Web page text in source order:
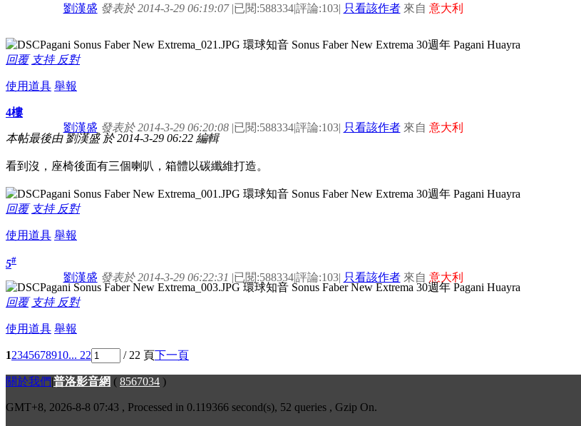
劉漢盛 發表於 2014-3-29 06:19:07 |已閱:588334|評論:103| 只看該作者來自 意大利
回覆 支持 反對
使用道具 舉報
4樓
劉漢盛 發表於 2014-3-29 06:20:08 |已閱:588334|評論:103| 只看該作者來自 意大利
本帖最後由 劉漢盛 於 2014-3-29 06:22 編輯
看到沒，座椅後面有三個喇叭，箱體以碳纖維打造。
回覆 支持 反對
使用道具 舉報
5#
劉漢盛 發表於 2014-3-29 06:22:31 |已閱:588334|評論:103| 只看該作者來自 意大利
回覆 支持 反對
使用道具 舉報
12345678910... 22 / 22 頁下一頁
關於我們|普洛影音網 ( 8567034 )
GMT+8, 2026-8-8 07:43 , Processed in 0.119366 second(s), 52 queries , Gzip On.